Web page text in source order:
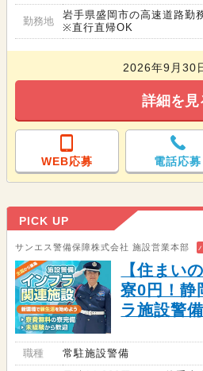
勤務地
岩手県盛岡市の高速道路勤
※直行直帰OK
2026年9月30
詳細を見
WEB応募 電話応募
PICK UP
サンエス警備保障株式会社 施設営業本部
【住まい
寮0円！静
ラ施設警
職種 常駐施設警備